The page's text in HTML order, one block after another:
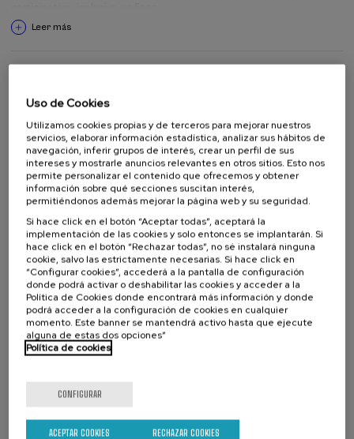
poder, y la conducción de reuniones efectivas en las que pueda
emerger la sabiduría colectiva.
Leer más
Público en general
Alumnado universitario
Estudiantes no universitarios
Profesorado
Profesionales
Colabora
DESDE 25 €
Ver precios matrícula
espera
curso
DIRECTOR/A DEL CURSO
Jose Luis Escorihuela
Uso de Cookies
Utilizamos cookies propias y de terceros para mejorar nuestros
servicios, elaborar información estadística, analizar sus hábitos de
navegación, inferir grupos de interés, crear un perfil de sus
intereses y mostrarle anuncios relevantes en otros sitios. Esto nos
permite personalizar el contenido que ofrecemos y obtener
información sobre qué secciones suscitan interés,
permitiéndonos además mejorar la página web y su seguridad.
Si hace click en el botón “Aceptar todas”, aceptará la
implementación de las cookies y solo entonces se implantarán. Si
hace click en el botón “Rechazar todas”, no sé instalará ninguna
cookie, salvo las estrictamente necesarias. Si hace click en
“Configurar cookies”, accederá a la pantalla de configuración
donde podrá activar o deshabilitar las cookies y acceder a la
Política de Cookies donde encontrará más información y donde
podrá acceder a la configuración de cookies en cualquier
momento. Este banner se mantendrá activo hasta que ejecute
alguna de estas dos opciones”
Política de cookies
CONFIGURAR
RECHAZAR COOKIES
ACEPTAR COOKIES